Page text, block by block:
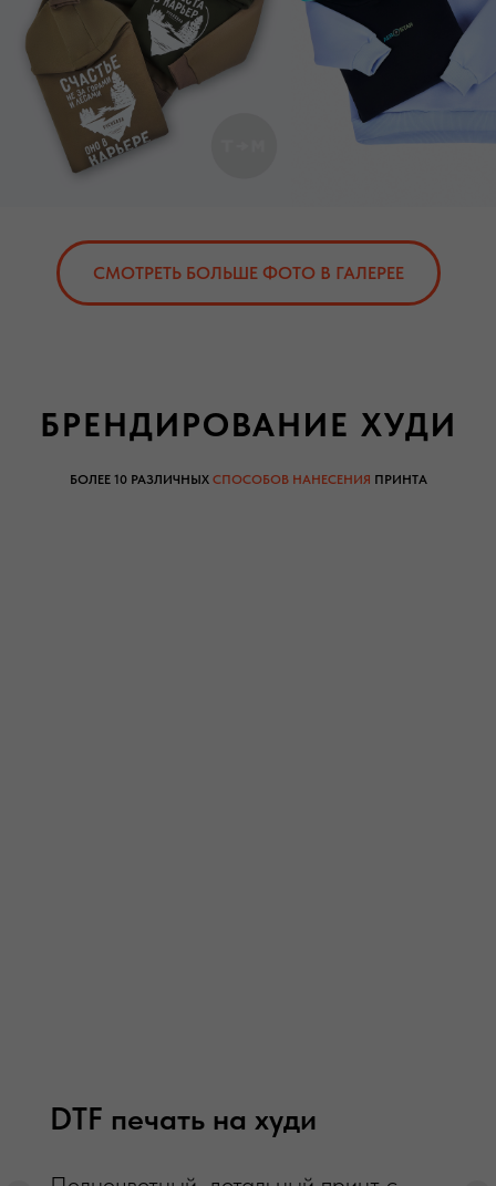
СМОТРЕТЬ БОЛЬШЕ ФОТО В ГАЛЕРЕЕ
БРЕНДИРОВАНИЕ ХУДИ
БОЛЕЕ 10 РАЗЛИЧНЫХ СПОСОБОВ НАНЕСЕНИЯ ПРИНТА
DTG печать на худи